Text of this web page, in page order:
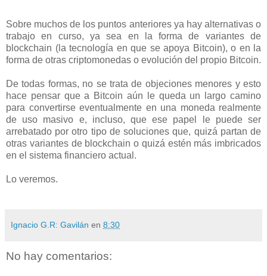
Sobre muchos de los puntos anteriores ya hay alternativas o
trabajo en curso, ya sea en la forma de variantes de
blockchain (la tecnología en que se apoya Bitcoin), o en la
forma de otras criptomonedas o evolución del propio Bitcoin.
De todas formas, no se trata de objeciones menores y esto
hace pensar que a Bitcoin aún le queda un largo camino
para convertirse eventualmente en una moneda realmente
de uso masivo e, incluso, que ese papel le puede ser
arrebatado por otro tipo de soluciones que, quizá partan de
otras variantes de blockchain o quizá estén más imbricados
en el sistema financiero actual.
Lo veremos.
Ignacio G.R: Gavilán en 8:30
No hay comentarios: